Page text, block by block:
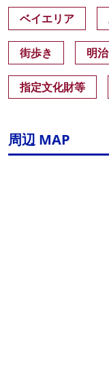
ベイエリア
街歩き 明
指定文化財等
周辺 MAP